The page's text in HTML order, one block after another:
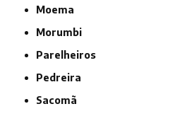
Moema
Morumbi
Parelheiros
Pedreira
Sacomã